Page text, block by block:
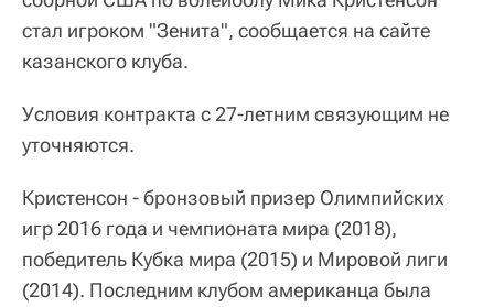
стал игроком "Зенита", сообщается на сайте
казанского клуба.
Условия контракта с 27-летним связующим не
уточняются.
Кристенсон - бронзовый призер Олимпийских
игр 2016 года и чемпионата мира (2018),
победитель Кубка мира (2015) и Мировой лиги
(2014). Последним клубом американца была